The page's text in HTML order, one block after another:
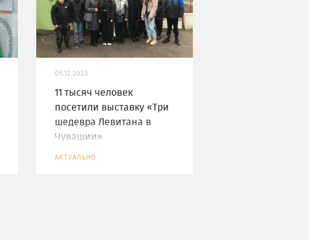
05.12.2023
11 тысяч человек
посетили выставку «Три
шедевра Левитана в
Чувашии»
АКТУАЛЬНО